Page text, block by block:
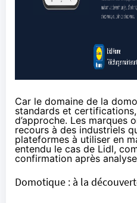
Car le domaine de la
standards et certifications,
d’approche. Les marques
recours à des industriels
plateformes à utiliser en
entendu le cas de Lidl,
confirmation après
Domotique : à la